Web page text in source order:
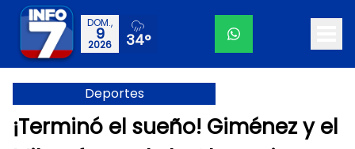
DOM.,
9
2026 34°
Deportes
¡Terminó el sueño! Giménez y el